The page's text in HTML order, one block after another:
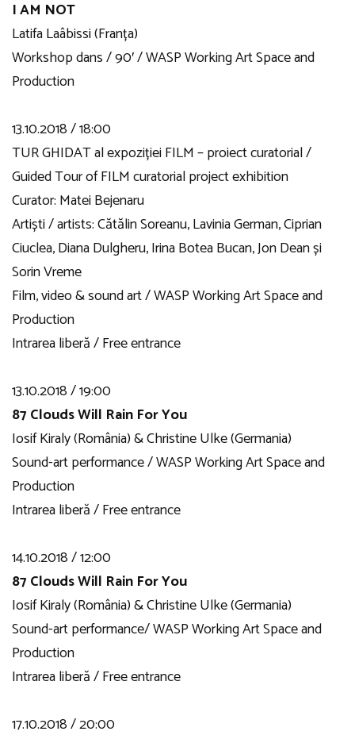
I AM NOT
Latifa Laâbissi (Franța)
Workshop dans / 90′ / WASP Working Art Space and
Production
13.10.2018 / 18:00
TUR GHIDAT al expoziției FILM – proiect curatorial /
Guided Tour of FILM curatorial project exhibition
Curator: Matei Bejenaru
Artiști / artists: Cătălin Soreanu, Lavinia German, Ciprian
Ciuclea, Diana Dulgheru, Irina Botea Bucan, Jon Dean și
Sorin Vreme
Film, video & sound art / WASP Working Art Space and
Production
Intrarea liberă / Free entrance
13.10.2018 / 19:00
87 Clouds Will Rain For You
Iosif Kiraly (România) & Christine Ulke (Germania)
Sound-art performance / WASP Working Art Space and
Production
Intrarea liberă / Free entrance
14.10.2018 / 12:00
87 Clouds Will Rain For You
Iosif Kiraly (România) & Christine Ulke (Germania)
Sound-art performance/ WASP Working Art Space and
Production
Intrarea liberă / Free entrance
17.10.2018 / 20:00